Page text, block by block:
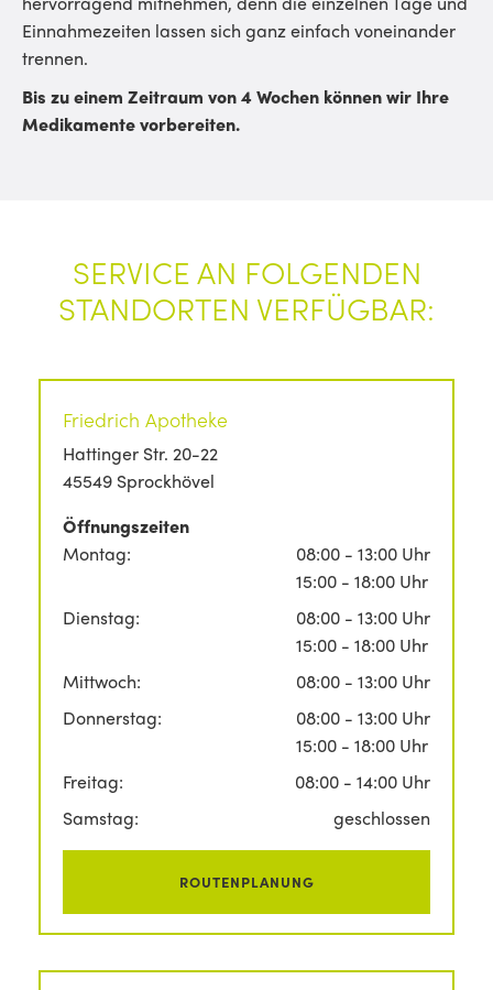
Einnahmezeiten lassen sich ganz einfach voneinander
trennen.
Bis zu einem Zeitraum von 4 Wochen können wir Ihre
Medikamente vorbereiten.
SERVICE AN FOLGENDEN
STANDORTEN VERFÜGBAR:
Friedrich Apotheke
Hattinger Str. 20-22
45549 Sprockhövel
Öffnungszeiten
Montag:
08:00 - 13:00 Uhr
15:00 - 18:00 Uhr
Dienstag:
08:00 - 13:00 Uhr
15:00 - 18:00 Uhr
Mittwoch:
08:00 - 13:00 Uhr
Donnerstag:
08:00 - 13:00 Uhr
15:00 - 18:00 Uhr
Freitag:
08:00 - 14:00 Uhr
Samstag:
geschlossen
ROUTENPLANUNG